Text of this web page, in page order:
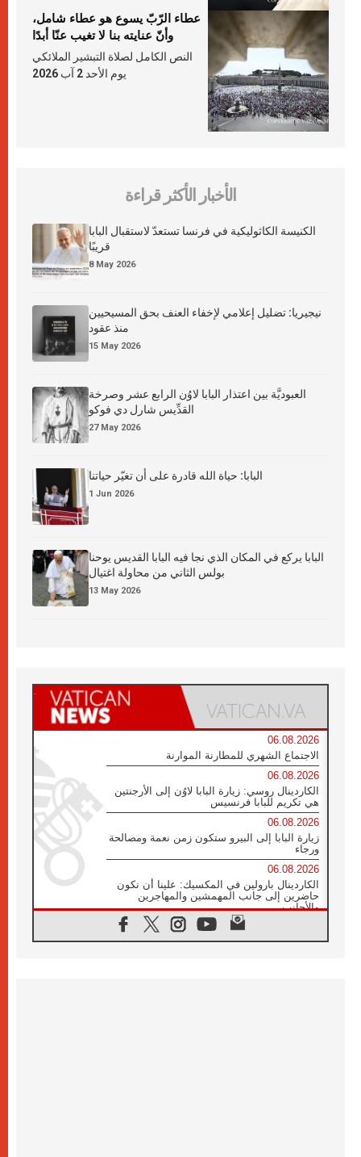
عطاء الرّبّ يسوع هو عطاء شامل،
وأنّ عنايته بنا لا تغيب عنّا أبدًا
النص الكامل لصلاة التبشير الملائكي
يوم الأحد 2 آب 2026
الأخبار الأكثر قراءة
الكنيسة الكاثوليكية في فرنسا تستعدّ لاستقبال البابا
قريبًا
8 May 2026
نيجيريا: تضليل إعلامي لإخفاء العنف بحق المسيحيين
منذ عقود
15 May 2026
العبوديَّة بين اعتذار البابا لاوُن الرابع عشر وصرخة
القدِّيس شارل دي فوكو
27 May 2026
البابا: حياة الله قادرة على أن تغيّر حياتنا
1 Jun 2026
البابا يركع في المكان الذي نجا فيه البابا القديس يوحنا
بولس الثاني من محاولة اغتيال
13 May 2026
06.08.2026
الاجتماع الشهري للمطارنة الموارنة
06.08.2026
الكاردينال روسي: زيارة البابا لاوُن إلى الأرجنتين
هي تكريم للبابا فرنسيس
06.08.2026
زيارة البابا إلى البيرو ستكون زمن نعمة ومصالحة
ورجاء
06.08.2026
الكاردينال بارولين في المكسيك: علينا أن نكون
حاضرين إلى جانب المهمشين والمهاجرين
والأجانب
البابا لاوُن الرابع عشر للشباب في أسيزي: